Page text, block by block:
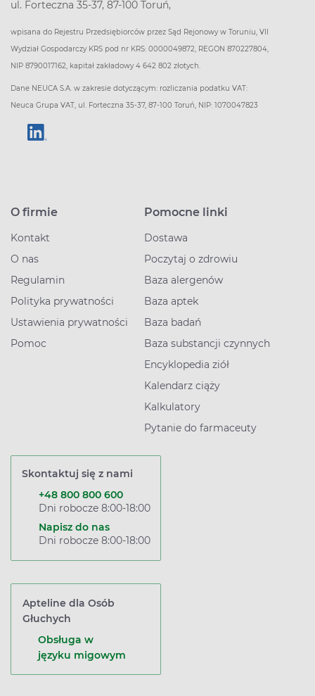
ul. Forteczna 35-37, 87-100 Toruń,
wpisana do Rejestru Przedsiębiorców przez Sąd Rejonowy w Toruniu, VII
Wydział Gospodarczy KRS pod nr KRS: 0000049872, REGON 870227804,
NIP 8790017162, kapitał zakładowy 4 642 802 złotych.
Dane NEUCA S.A. w zakresie dotyczącym: rozliczania podatku VAT:
Neuca Grupa VAT, ul. Forteczna 35-37, 87-100 Toruń, NIP: 1070047823
O firmie
Kontakt
O nas
Regulamin
Polityka prywatności
Ustawienia prywatności
Pomoc
Pomocne linki
Dostawa
Poczytaj o zdrowiu
Baza alergenów
Baza aptek
Baza badań
Baza substancji czynnych
Encyklopedia ziół
Kalendarz ciąży
Kalkulatory
Pytanie do farmaceuty
Skontaktuj się z nami
+48 800 800 600
Dni robocze 8:00-18:00
Napisz do nas
Dni robocze 8:00-18:00
Apteline dla Osób
Głuchych
Obsługa w
języku migowym